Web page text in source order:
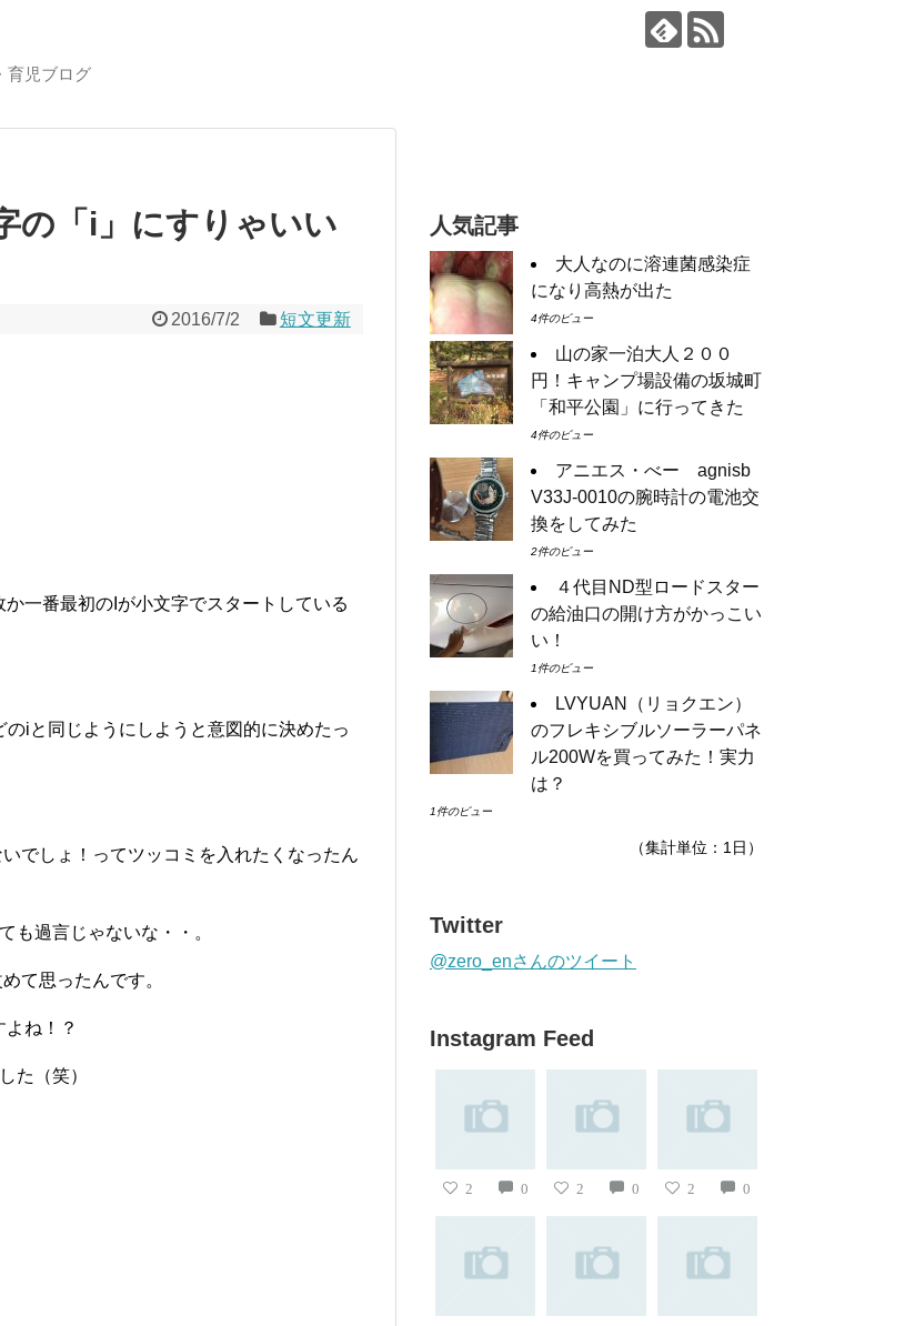
育児ブログ
の「i」にすりゃいい
2016/7/2 短文更新
一番最初のIが小文字でスタートしている
iと同じようにしようと意図的に決めたっ
でしょ！ってツッコミを入れたくなったん
も過言じゃないな・・。
て思ったんです。
ね！？
た（笑）
人気記事
大人なのに溶連菌感染症
になり高熱が出た
4件のビュー
山の家一泊大人２００
円！キャンプ場設備の坂城町
「和平公園」に行ってきた
4件のビュー
アニエス・べー agnisb
V33J-0010の腕時計の電池交
換をしてみた
2件のビュー
４代目ND型ロードスター
の給油口の開け方がかっこい
い！
1件のビュー
LVYUAN（リョクエン）
のフレキシブルソーラーパネ
ル200Wを買ってみた！実力
は？
1件のビュー
（集計単位：1日）
Twitter
@zero_enさんのツイート
Instagram Feed
2 0 2 0 2 0